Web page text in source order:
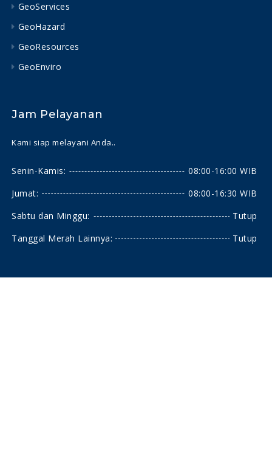
GeoServices
GeoHazard
GeoResources
GeoEnviro
Jam Pelayanan
Kami siap melayani Anda..
Senin-Kamis:
08:00-16:00 WIB
Jumat:
08:00-16:30 WIB
Sabtu dan Minggu:
Tutup
Tanggal Merah Lainnya:
Tutup